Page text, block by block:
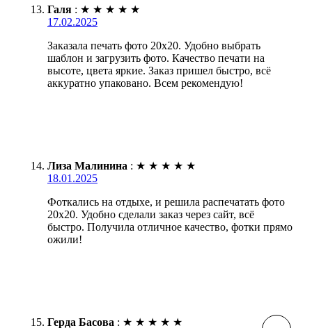
Галя : ★ ★ ★ ★ ★
17.02.2025
Заказала печать фото 20х20. Удобно выбрать
шаблон и загрузить фото. Качество печати на
высоте, цвета яркие. Заказ пришел быстро, всё
аккуратно упаковано. Всем рекомендую!
Лиза Малинина : ★ ★ ★ ★ ★
18.01.2025
Фоткались на отдыхе, и решила распечатать фото
20х20. Удобно сделали заказ через сайт, всё
быстро. Получила отличное качество, фотки прямо
ожили!
Герда Басова : ★ ★ ★ ★ ★